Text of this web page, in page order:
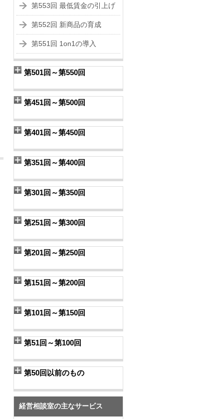
第553回 最低賃金の引上げ
第552回 新商品の育成
第551回 1on1の導入
第501回～第550回
第451回～第500回
第401回～第450回
第351回～第400回
第301回～第350回
第251回～第300回
第201回～第250回
第151回～第200回
第101回～第150回
第51回～第100回
第50回以前のもの
経営相談室の主なサービス